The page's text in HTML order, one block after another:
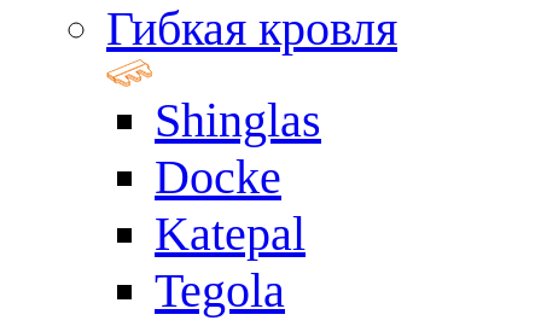
Гибкая кровля
Shinglas
Docke
Katepal
Tegola